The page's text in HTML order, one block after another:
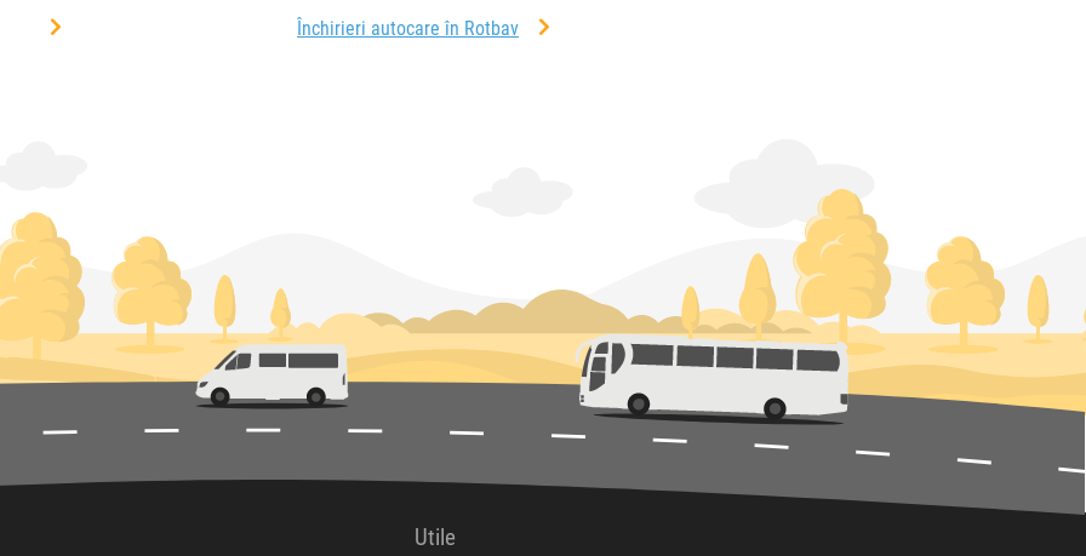
Închirieri autocare în Rotbav
Utile